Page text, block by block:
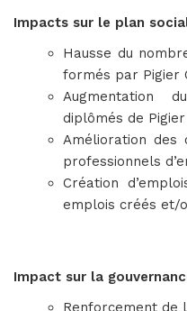
 Impacts sur le plan
Hausse du
formés par Pigier
Augmentation
diplômés de
Amélioration des
professionnels
Création
emplois créés et/
 Impact sur la
Renforcement de